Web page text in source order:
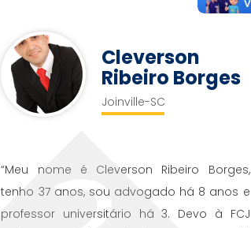
Cleverson
Ribeiro Borges
Joinville-SC
“Meu nome é Cleverson Ribeiro Borges,
tenho 37 anos, sou advogado há 8 anos e
professor universitário há 3. Devo à FCJ